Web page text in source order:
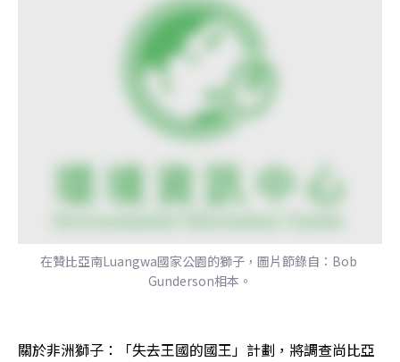
在贊比亞南Luangwa國家公園的獅子，圖片節錄自：Bob
Gunderson相本。
關於非洲獅子：「失去王國的國王」計劃，將調查尚比亞